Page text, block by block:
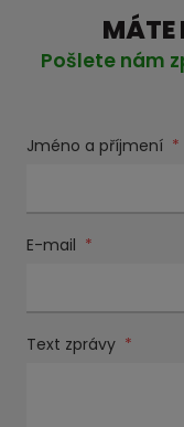
MÁTE
Pošlete nám
Jméno a příjmení *
E-mail *
Text zprávy *